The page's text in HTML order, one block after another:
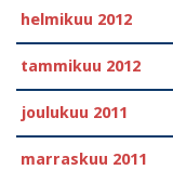
helmikuu 2012
tammikuu 2012
joulukuu 2011
marraskuu 2011